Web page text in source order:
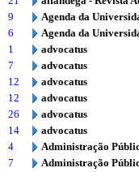
9
Agenda da
6
Agenda da
1
advocatus
7
advocatus
12
advocatus
12
advocatus
26
advocatus
14
advocatus
4
Administração
7
Administração